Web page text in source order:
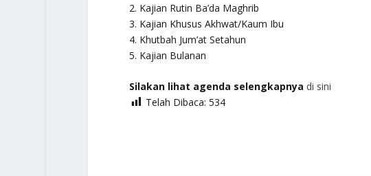
2. Kajian Rutin Ba’da Maghrib
3. Kajian Khusus Akhwat/Kaum Ibu
4. Khutbah Jum’at Setahun
5. Kajian Bulanan
Silakan lihat agenda selengkapnya di sini
Telah Dibaca: 534